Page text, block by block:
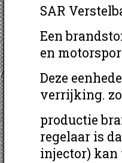
SAR
Een
en
Deze
verrijking.
productie
regelaar is
injector) kan